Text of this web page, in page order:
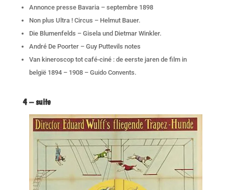
Annonce presse Bavaria – septembre 1898
Non plus Ultra ! Circus – Helmut Bauer.
Die Blumenfelds – Gisela und Dietmar Winkler.
André De Poorter – Guy Puttevils notes
Van kineroscop tot café-ciné : de eerste jaren de film in
belgië 1894 – 1908 – Guido Convents.
4 – suite